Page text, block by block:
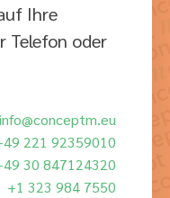
Ihre
Telefon oder
info@conceptm.eu
221 92359010
30 847124320
+1 323 984 7550